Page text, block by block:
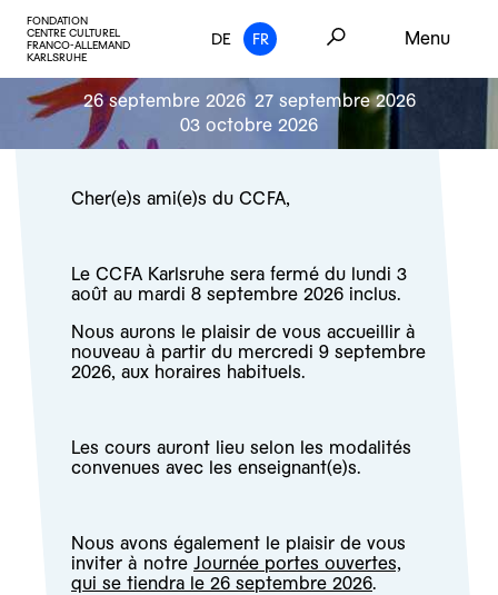
FONDATION
CENTRE CULTUREL
FRANCO-ALLEMAND
KARLSRUHE
DE FR Menu
26 septembre 2026 27 septembre 2026
03 octobre 2026
Cher(e)s ami(e)s du CCFA,
Le CCFA Karlsruhe sera fermé du lundi 3
août au mardi 8 septembre 2026 inclus.
Nous aurons le plaisir de vous accueillir à
nouveau à partir du mercredi 9 septembre
2026, aux horaires habituels.
Les cours auront lieu selon les modalités
convenues avec les enseignant(e)s.
Nous avons également le plaisir de vous
inviter à notre Journée portes ouvertes,
qui se tiendra le 26 septembre 2026.